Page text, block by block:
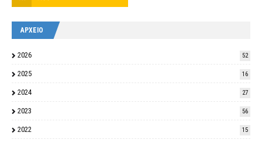
ΑΡΧΕΙΟ
2026 52
2025 16
2024 27
2023 56
2022 15